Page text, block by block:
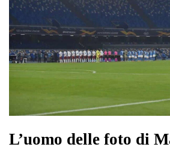
L’uomo delle foto di